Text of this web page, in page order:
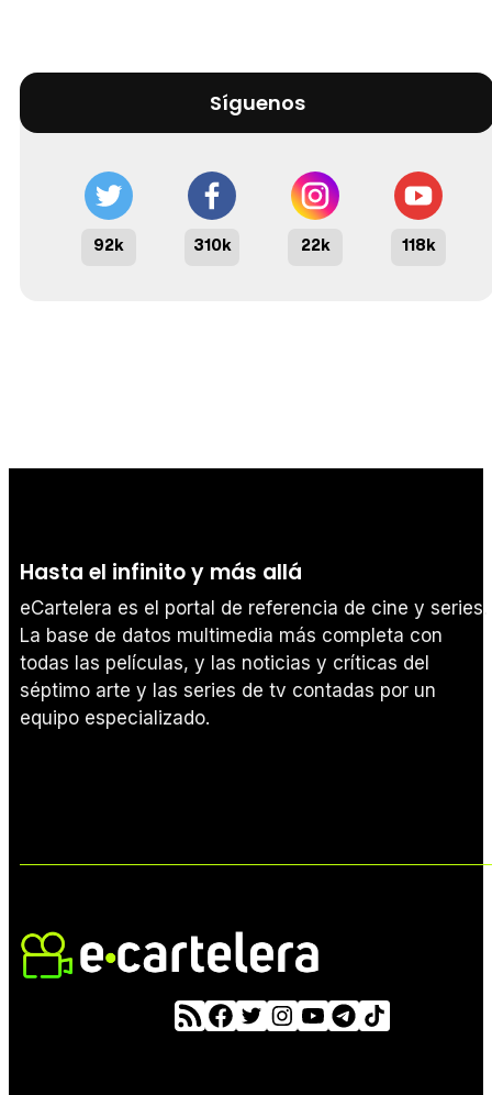
Síguenos
92k 310k 22k 118k
Hasta el infinito y más allá
eCartelera es el portal de referencia de cine y series.
La base de datos multimedia más completa con
todas las películas, y las noticias y críticas del
séptimo arte y las series de tv contadas por un
equipo especializado.